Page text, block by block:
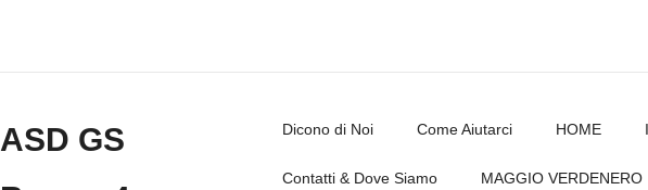
ASD GS
Dicono di Noi Come Aiutarci HOME
Contatti & Dove Siamo MAGGIO VERDENERO